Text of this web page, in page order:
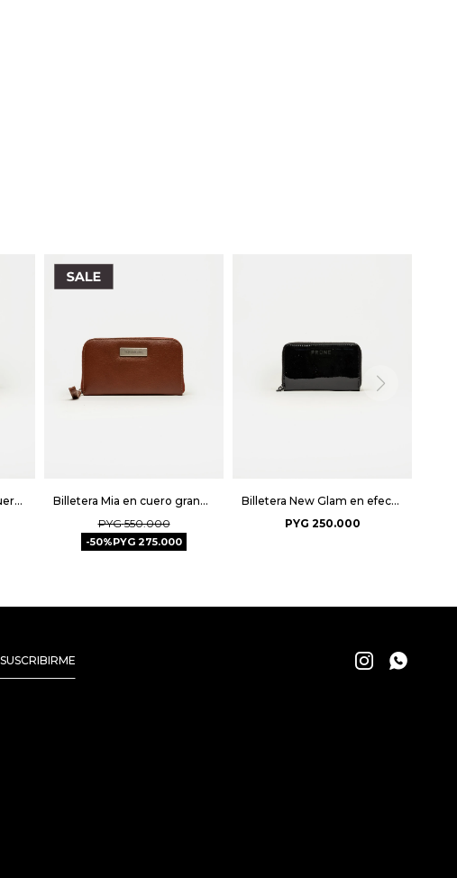
Billetera The Circle en cuero liso - Negro
Billetera Mia en cuero graneado - Tabaco Niquel
PYG 550.000
50 PYG 275.000
Billetera New Glam en efecto cuero - Negro
PYG 250.000
SUSCRIBIRME  